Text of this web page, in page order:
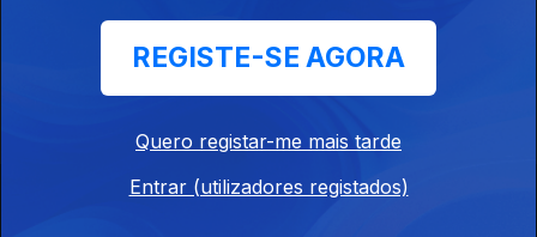
Disponível para iOS, Android, Apple TV, Android TV e
REGISTE-SE AGORA
Quero registar-me mais tarde
Entrar (utilizadores registados)